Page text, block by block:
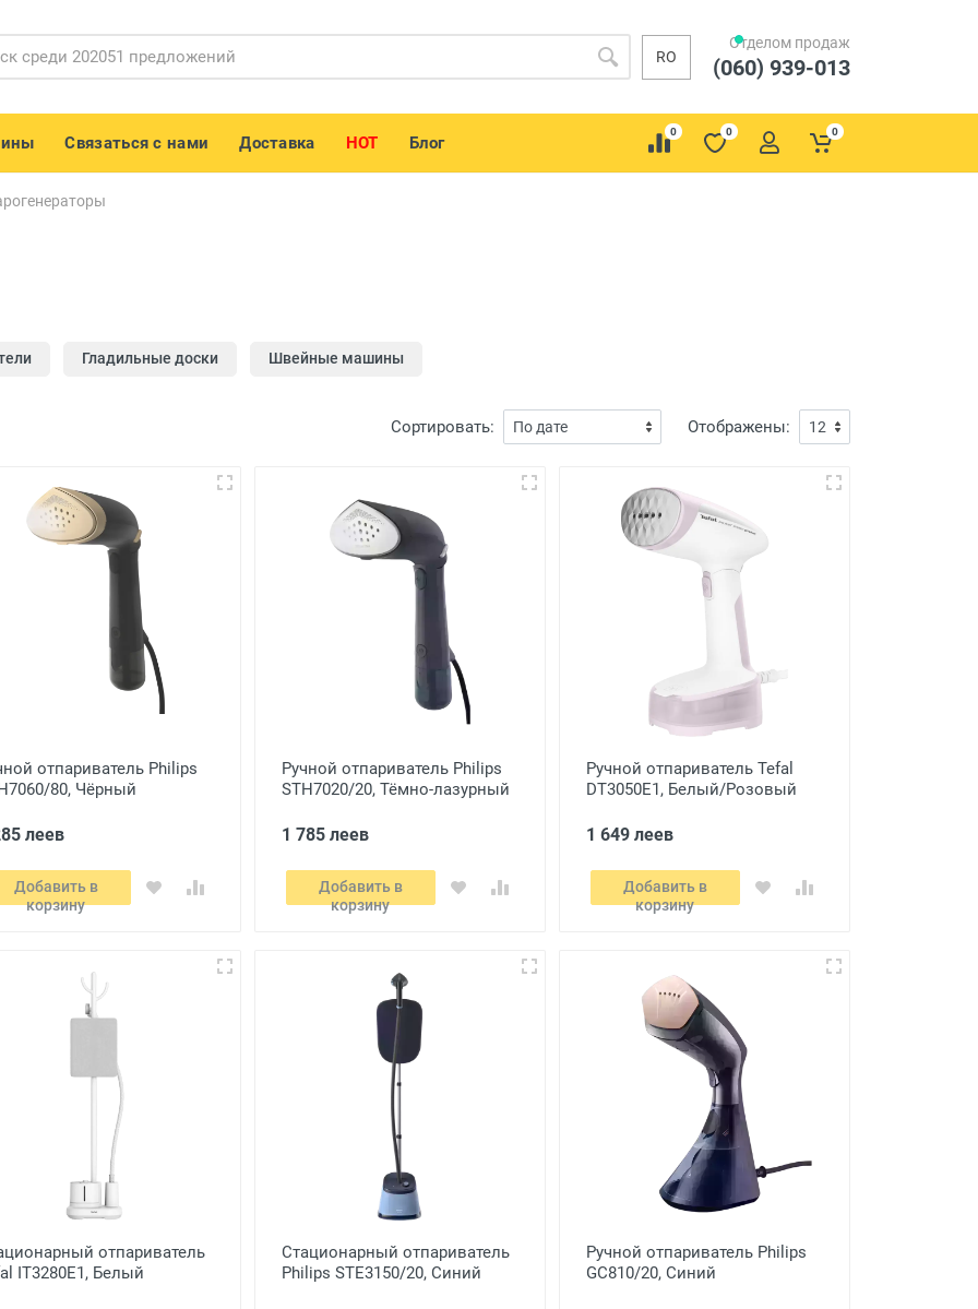
RO
Отделом продаж
(060) 939-013
Связаться с нами Доставка HOT Блог
0 0 0
Гладильные доски Швейные машины
Сортировать: Отображены:
отпариватель Philips
80, Чёрный
леев
Добавить в
корзину
Ручной отпариватель Philips
STH7020/20, Тёмно-лазурный
1 785 леев
Добавить в
корзину
Ручной отпариватель Tefal
DT3050E1, Белый/Розовый
1 649 леев
Добавить в
корзину
отпариватель
IT3280E1, Белый
Стационарный отпариватель
Philips STE3150/20, Синий
Ручной отпариватель Philips
GC810/20, Синий